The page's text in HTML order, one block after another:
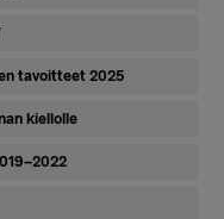
tavoitteet 2025
kiellolle